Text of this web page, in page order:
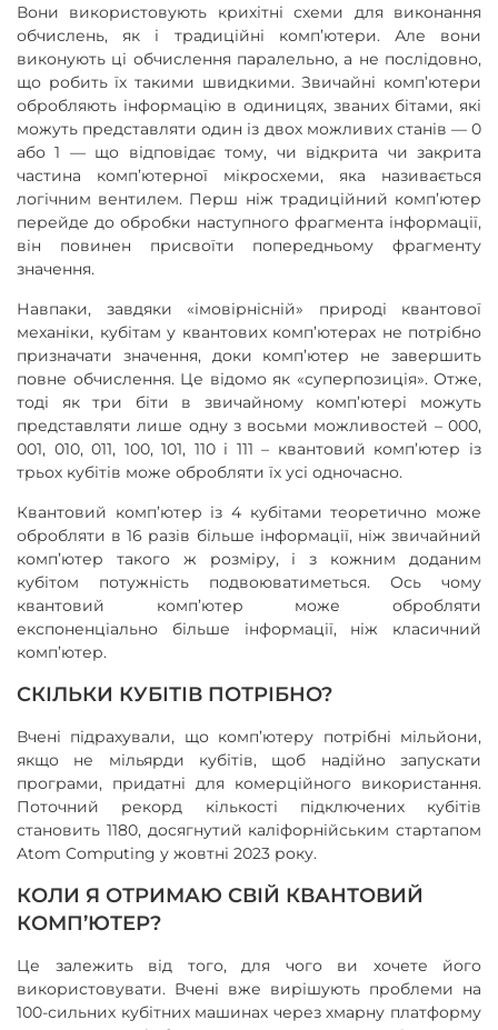
Вони використовують крихітні схеми для виконання
обчислень, як і традиційні комп’ютери. Але вони
виконують ці обчислення паралельно, а не послідовно,
що робить їх такими швидкими. Звичайні комп’ютери
обробляють інформацію в одиницях, званих бітами, які
можуть представляти один із двох можливих станів — 0
або 1 — що відповідає тому, чи відкрита чи закрита
частина комп’ютерної мікросхеми, яка називається
логічним вентилем. Перш ніж традиційний комп’ютер
перейде до обробки наступного фрагмента інформації,
він повинен присвоїти попередньому фрагменту
значення.
Навпаки, завдяки «імовірнісній» природі квантової
механіки, кубітам у квантових комп’ютерах не потрібно
призначати значення, доки комп’ютер не завершить
повне обчислення. Це відомо як «суперпозиція». Отже,
тоді як три біти в звичайному комп’ютері можуть
представляти лише одну з восьми можливостей – 000,
001, 010, 011, 100, 101, 110 і 111 – квантовий комп’ютер із
трьох кубітів може обробляти їх усі одночасно.
Квантовий комп’ютер із 4 кубітами теоретично може
обробляти в 16 разів більше інформації, ніж звичайний
комп’ютер такого ж розміру, і з кожним доданим
кубітом потужність подвоюватиметься. Ось чому
квантовий комп’ютер може обробляти
експоненціально більше інформації, ніж класичний
комп’ютер.
СКІЛЬКИ КУБІТІВ ПОТРІБНО?
Вчені підрахували, що комп’ютеру потрібні мільйони,
якщо не мільярди кубітів, щоб надійно запускати
програми, придатні для комерційного використання.
Поточний рекорд кількості підключених кубітів
становить 1180, досягнутий каліфорнійським стартапом
Atom Computing у жовтні 2023 року.
КОЛИ Я ОТРИМАЮ СВІЙ КВАНТОВИЙ
КОМП’ЮТЕР?
Це залежить від того, для чого ви хочете його
використовувати. Вчені вже вирішують проблеми на
100-сильних кубітних машинах через хмарну платформу